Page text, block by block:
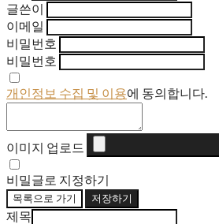
글쓴이
이메일
비밀번호
비밀번호
개인정보 수집 및 이용에 동의합니다.
이미지 업로드
비밀글로 지정하기
목록으로 가기 저장하기
제목